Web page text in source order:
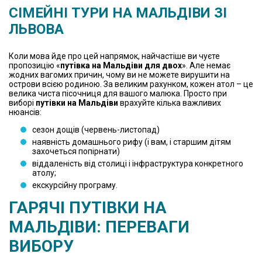
СІМЕЙНІ ТУРИ НА МАЛЬДІВИ ЗІ
ЛЬВОВА
Коли мова йде про цей напрямок, найчастіше ви чуєте
пропозицію «путівка на Мальдіви для двох». Але немає
жодних вагомих причин, чому ви не можете вирушити на
острови всією родиною. За великим рахунком, кожен атол – це
велика чиста пісочниця для вашого малюка. Просто при
виборі путівки на Мальдіви врахуйте кілька важливих
нюансів:
сезон дощів (червень-листопад)
наявність домашнього рифу (і вам, і старшим дітям
захочеться попірнати)
віддаленість від столиці і інфраструктура конкретного
атолу;
екскурсійну програму.
ГАРЯЧІ ПУТІВКИ НА
МАЛЬДІВИ: ПЕРЕВАГИ
ВИБОРУ